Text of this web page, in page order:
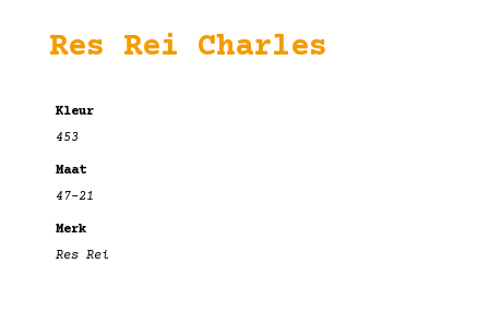
Res Rei Charles
Kleur
453
Maat
47-21
Merk
Res Rei